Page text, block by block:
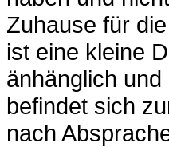
Zuhause für
ist eine kleine
änhänglich
befindet sich
nach